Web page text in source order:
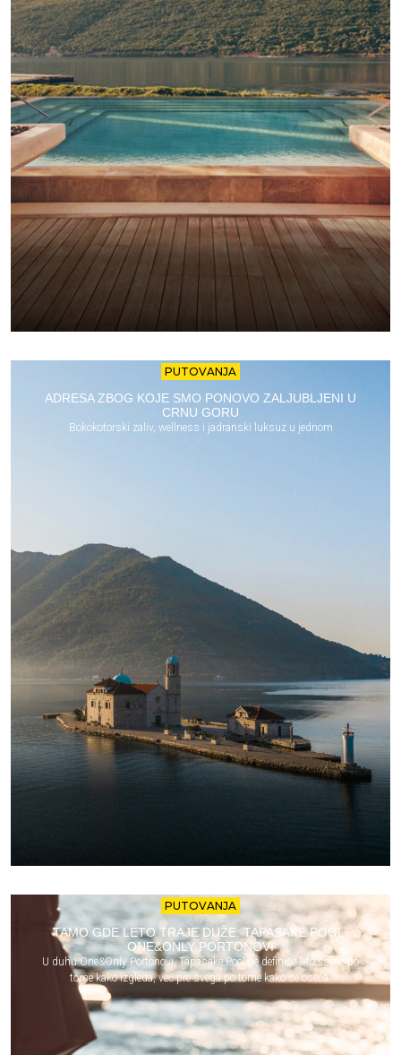
PUTOVANJA
ADRESA ZBOG KOJE SMO PONOVO ZALJUBLJENI U
CRNU GORU
Bokokotorski zaliv, wellness i jadranski luksuz u jednom
PUTOVANJA
TAMO GDE LETO TRAJE DUŽE: TAPASAKE POOL,
ONE&ONLY PORTONOVI
U duhu One&Only Portonovi, Tapasake Pool ne definiše leto samo po
tome kako izgleda, već pre svega po tome kako se oseća.